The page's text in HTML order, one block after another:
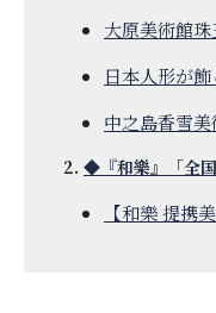
大原美術館
日本人形が飾
中之島香雪
◆『和樂』「全
【和樂 提携